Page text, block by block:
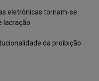
eletrônicas tornam-se
lacração
da proibição